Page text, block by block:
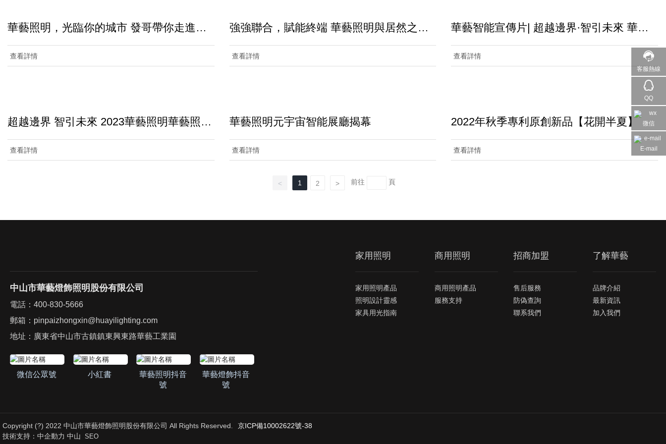
客服熱線
QQ
微信
E-mail
華藝照明，光臨你的城市 發哥帶你走進華
藝照明門店！ #華藝照明·高端燈飾照明引
領者
查看詳情
強強聯合，賦能終端 華藝照明與居然之家
簽署戰略合作 大品牌，好鋪位，帶你贏在
創富起點！
查看詳情
華藝智能宣傳片| 超越邊界·智引未來 華藝
智能照明，為全球客戶 提供全場景智能照
明解決方案
查看詳情
超越邊界 智引未來 2023華藝照明華藝照明
元宇宙智能展廳揭幕暨春季新品發布會
查看詳情
華藝照明元宇宙智能展廳揭幕
查看詳情
2022年秋季專利原創新品【花開半夏】
查看詳情
< 1 2 > 前往 頁
中山市華藝燈飾照明股份有限公司
電話： 400-830-5666
郵箱： pinpaizhongxin@huayilighting.com
地址：廣東省中山市古鎮鎮東興東路華藝工業園
微信公眾號 小紅書
華藝照明抖音
號
華藝燈飾抖音
號
家用照明
家用照明產品
照明設計靈感
家具用光指南
商用照明
商用照明產品
服務支持
招商加盟
售后服務
防偽查詢
聯系我們
了解華藝
品牌介紹
最新資訊
加入我們
Copyright (?) 2022 中山市華藝燈飾照明股份有限公司 All Rights Reserved.
京ICP備10002622號-38
技術支持： 中企動力 中山 SEO